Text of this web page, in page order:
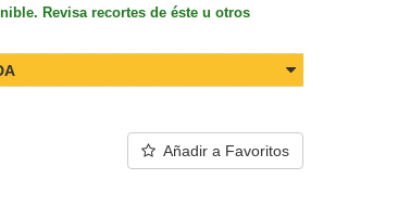
Revisa recortes de éste u otros
Añadir a Favoritos